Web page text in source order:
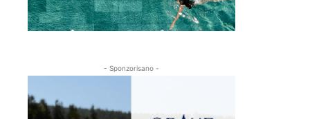
- Sponzorisano -